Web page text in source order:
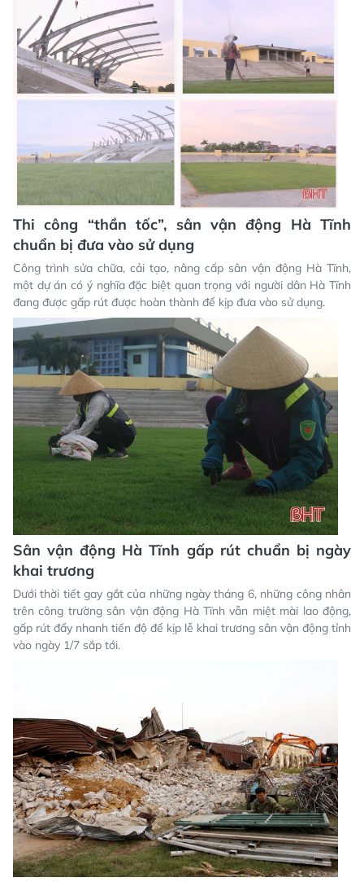
Thi công “thần tốc”, sân vận động Hà Tĩnh
chuẩn bị đưa vào sử dụng
Công trình sửa chữa, cải tạo, nâng cấp sân vận động Hà Tĩnh,
một dự án có ý nghĩa đặc biệt quan trọng với người dân Hà Tĩnh
đang được gấp rút được hoàn thành để kịp đưa vào sử dụng.
Sân vận động Hà Tĩnh gấp rút chuẩn bị ngày
khai trương
Dưới thời tiết gay gắt của những ngày tháng 6, những công nhân
trên công trường sân vận động Hà Tĩnh vẫn miệt mài lao động,
gấp rút đẩy nhanh tiến độ để kịp lễ khai trương sân vận động tỉnh
vào ngày 1/7 sắp tới.